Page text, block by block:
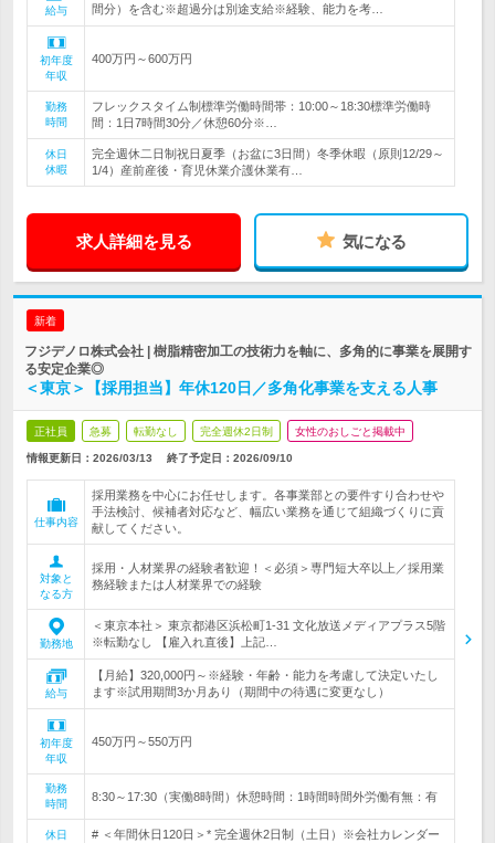
給与
間分）を含む※超過分は別途支給※経験、能力を考…
初年度
年収
400万円～600万円
勤務
時間
フレックスタイム制標準労働時間帯：10:00～18:30標準労働時
間：1日7時間30分／休憩60分※…
休日
休暇
完全週休二日制祝日夏季（お盆に3日間）冬季休暇（原則12/29～
1/4）産前産後・育児休業介護休業有…
求人詳細を見る 気になる
新着
フジデノロ株式会社 | 樹脂精密加工の技術力を軸に、多角的に事業を展開す
る安定企業◎
＜東京＞【採用担当】年休120日／多角化事業を支える人事
正社員 急募 転勤なし 完全週休2日制 女性のおしごと掲載中
情報更新日：2026/03/13 終了予定日： 2026/09/10
仕事内容
採用業務を中心にお任せします。各事業部との要件すり合わせや
手法検討、候補者対応など、幅広い業務を通じて組織づくりに貢
献してください。
対象と
なる方
採用・人材業界の経験者歓迎！＜必須＞専門短大卒以上／採用業
務経験または人材業界での経験
勤務地
＜東京本社＞ 東京都港区浜松町1‐31 文化放送メディアプラス5階
※転勤なし 【雇入れ直後】上記…
給与
【月給】320,000円～※経験・年齢・能力を考慮して決定いたし
ます※試用期間3か月あり（期間中の待遇に変更なし）
初年度
年収
450万円～550万円
勤務
時間
8:30～17:30（実働8時間）休憩時間：1時間時間外労働有無：有
休日
# ＜年間休日120日＞* 完全週休2日制（土日）※会社カレンダー